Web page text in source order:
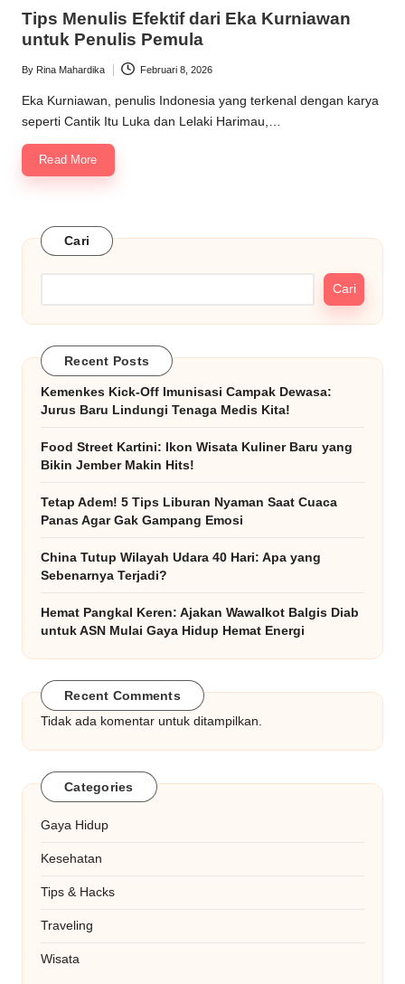
Tips Menulis Efektif dari Eka Kurniawan
untuk Penulis Pemula
Posted
by
By Rina Mahardika Februari 8, 2026
Eka Kurniawan, penulis Indonesia yang terkenal dengan karya
seperti Cantik Itu Luka dan Lelaki Harimau,…
Read More
Cari
Cari
Recent Posts
Kemenkes Kick-Off Imunisasi Campak Dewasa:
Jurus Baru Lindungi Tenaga Medis Kita!
Food Street Kartini: Ikon Wisata Kuliner Baru yang
Bikin Jember Makin Hits!
Tetap Adem! 5 Tips Liburan Nyaman Saat Cuaca
Panas Agar Gak Gampang Emosi
China Tutup Wilayah Udara 40 Hari: Apa yang
Sebenarnya Terjadi?
Hemat Pangkal Keren: Ajakan Wawalkot Balgis Diab
untuk ASN Mulai Gaya Hidup Hemat Energi
Recent Comments
Tidak ada komentar untuk ditampilkan.
Categories
Gaya Hidup
Kesehatan
Tips & Hacks
Traveling
Wisata